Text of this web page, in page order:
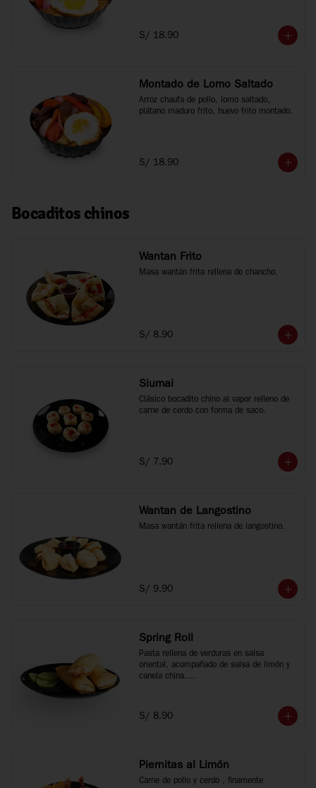
S/ 18.90
Montado de Lomo Saltado
Arroz chaufa de pollo, lomo saltado,
plátano maduro frito, huevo frito montado.
S/ 18.90
Bocaditos chinos
Wantan Frito
Masa wantán frita rellena de chancho.
S/ 8.90
Siumai
Clásico bocadito chino al vapor relleno de
carne de cerdo con forma de saco.
S/ 7.90
Wantan de Langostino
Masa wantán frita rellena de langostino.
S/ 9.90
Spring Roll
Pasta rellena de verduras en salsa
oriental, acompañado de salsa de limón y
canela china.
S/ 8.90
Piernitas al Limón
Carne de pollo y cerdo , finamente